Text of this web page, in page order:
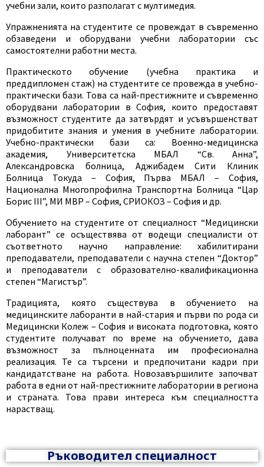
учебни зали, които разполагат с мултимедия.
Упражненията на студентите се провеждат в съвременно
обзаведени и оборудвани учебни лаборатории със
самостоятелни работни места.
Практическото обучение (учебна практика и
преддипломен стаж) на студентите се провежда в учебно-
практически бази. Това са най-престижните и съвременно
оборудвани лаборатории в София, които предоставят
възможност студентите да затвърдят и усъвършенстват
придобитите знания и умения в учебните лаборатории.
Учебно-практически бази са: Военно-медицинска
академия, Университетска МБАЛ “Св. Анна”,
Александровска болница, Аджибадем Сити Клиник
Болница Токуда – София, Първа МБАЛ – София,
Национална Многопрофилна Транспортна Болница “Цар
Борис ІІІ”, МИ МВР – София, СРИОКОЗ – София и др.
Обучението на студентите от специалност “Медицински
лаборант” се осъществява от водещи специалисти от
съответното научно направление: хабилитирани
преподаватели, преподаватели с научна степен “Доктор”
и преподаватели с образователно-квалификационна
степен “Магистър”.
Традицията, която съществува в обучението на
медицинските лаборанти в най-стария и първи по рода си
Медицински Колеж – София и високата подготовка, която
студентите получават по време на обучението, дава
възможност за пълноценната им професионална
реализация. Те са търсени и предпочитани кадри при
кандидатстване на работа. Новозавършилите започват
работа в едни от най-престижните лаборатории в региона
и страната. Това прави интереса към специалността
нарастващ.
Ръководител специалност